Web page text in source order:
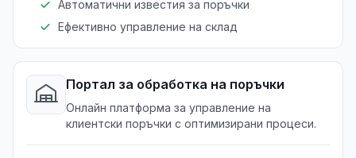
Автоматични известия за поръчки
Ефективно управление на склад
Портал за обработка на поръчки
Онлайн платформа за управление на
клиентски поръчки с оптимизирани процеси.